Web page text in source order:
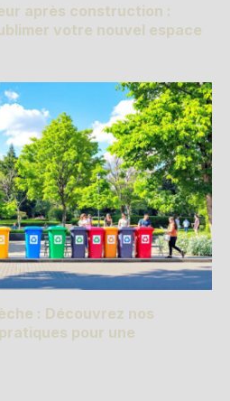
après construction :
votre nouvel espace
: Découvrez nos
pour une